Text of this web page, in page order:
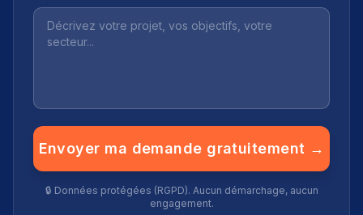
Envoyer ma demande gratuitement →
🔒 Données protégées (RGPD). Aucun démarchage, aucun
engagement.